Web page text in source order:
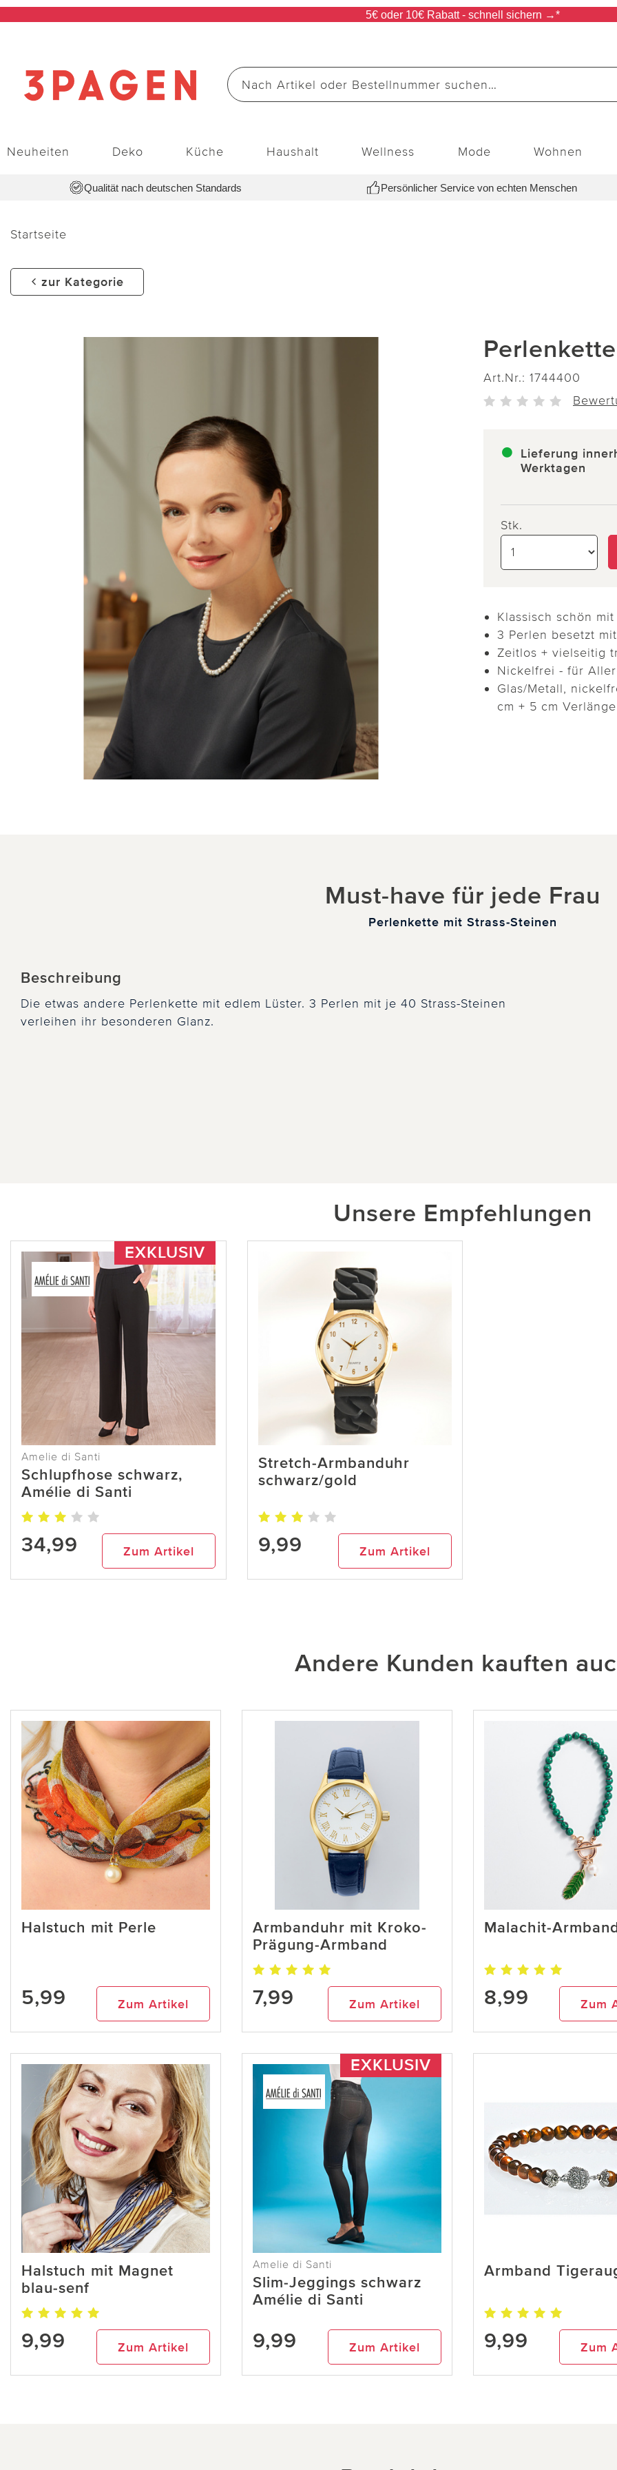
5€ oder 10€ Rabatt - schnell sichern →*
Neuheiten Deko Küche Haushalt Wellness Mode Wohnen
Qualität nach deutschen Standards Persönlicher Service von echten Menschen
Startseite
zur Kategorie
Art.Nr.: 1744400
Lieferung
Werktagen
Stk.
Klassisch schön
3 Perlen besetzt
Zeitlos + vielseitig
Nickelfrei - für
Glas/Metall,
cm + 5 cm
Must-have für jede Frau
Perlenkette mit Strass-Steinen
Beschreibung
Die etwas andere Perlenkette mit edlem Lüster. 3 Perlen mit je 40 Strass-Steinen
verleihen ihr besonderen Glanz.
Unsere Empfehlungen
EXKLUSIV
Amelie di Santi
Schlupfhose schwarz,
Amélie di Santi
34,99 Zum Artikel
Stretch-Armbanduhr
schwarz/gold
9,99 Zum Artikel
Andere Kunden kauften
Halstuch mit Perle
5,99 Zum Artikel
Armbanduhr mit Kroko-
Prägung-Armband
7,99 Zum Artikel
Malachit-
8,99 Zum
Halstuch mit Magnet
blau-senf
9,99 Zum Artikel
EXKLUSIV
Amelie di Santi
Slim-Jeggings schwarz
Amélie di Santi
9,99 Zum Artikel
Armband
9,99 Zum